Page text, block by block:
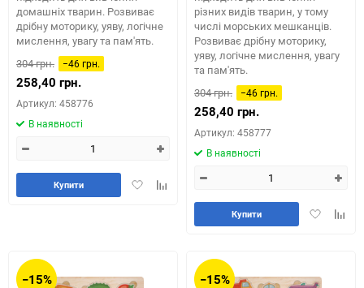
домашніх тварин. Розвиває
дрібну моторику, уяву, логічне
мислення, увагу та пам'ять.
304 грн.
−46 грн.
258,40 грн.
Артикул: 458776
В наявності
ДодатиДодайте
порівняння
Купити
різних видів тварин, у тому
числі морських мешканців.
Розвиває дрібну моторику,
уяву, логічне мислення, увагу
та пам'ять.
304 грн.
−46 грн.
258,40 грн.
Артикул: 458777
В наявності
Додати
Купити
−15% −15%